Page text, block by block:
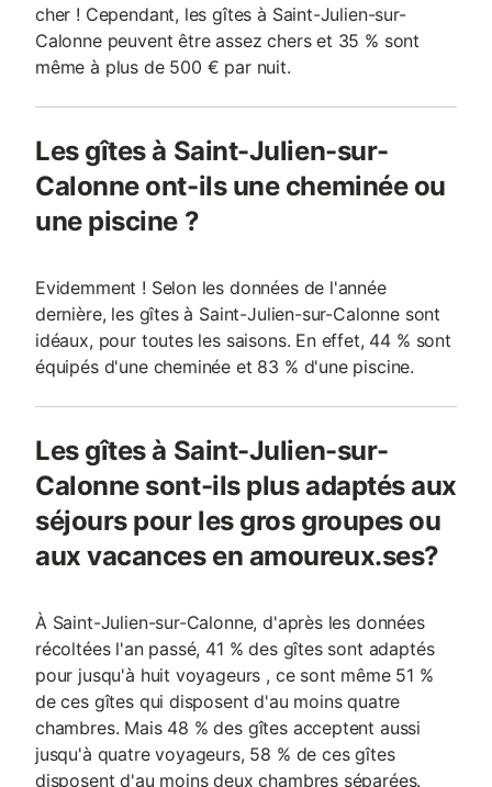
cher ! Cependant, les gîtes à Saint-Julien-sur-
Calonne peuvent être assez chers et 35 % sont
même à plus de 500 € par nuit.
Les gîtes à Saint-Julien-sur-
Calonne ont-ils une cheminée ou
une piscine ?
Evidemment ! Selon les données de l'année
dernière, les gîtes à Saint-Julien-sur-Calonne sont
idéaux, pour toutes les saisons. En effet, 44 % sont
équipés d'une cheminée et 83 % d'une piscine.
Les gîtes à Saint-Julien-sur-
Calonne sont-ils plus adaptés aux
séjours pour les gros groupes ou
aux vacances en amoureux.ses?
À Saint-Julien-sur-Calonne, d'après les données
récoltées l'an passé, 41 % des gîtes sont adaptés
pour jusqu'à huit voyageurs , ce sont même 51 %
de ces gîtes qui disposent d'au moins quatre
chambres. Mais 48 % des gîtes acceptent aussi
jusqu'à quatre voyageurs, 58 % de ces gîtes
disposent d'au moins deux chambres séparées.